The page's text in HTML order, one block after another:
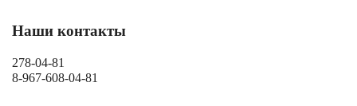
Наши контакты
278-04-81
8-967-608-04-81